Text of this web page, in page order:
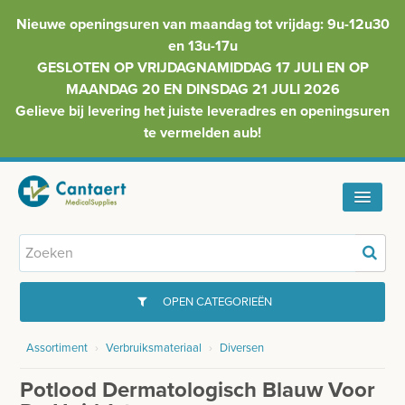
Nieuwe openingsuren van maandag tot vrijdag: 9u-12u30
en 13u-17u
GESLOTEN OP VRIJDAGNAMIDDAG 17 JULI EN OP
MAANDAG 20 EN DINSDAG 21 JULI 2026
Gelieve bij levering het juiste leveradres en openingsuren
te vermelden aub!
HOME
OPEN CATEGORIEËN
GYNAECOLOGIE
INJECTIEMATERIAAL
Assortiment › Verbruiksmateriaal › Diversen
Potlood Dermatologisch Blauw Voor